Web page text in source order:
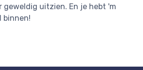
geweldig uitzien. En je hebt 'm
binnen!